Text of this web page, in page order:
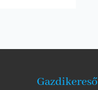
Gazdikereső